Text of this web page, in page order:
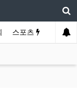
스포츠 여행